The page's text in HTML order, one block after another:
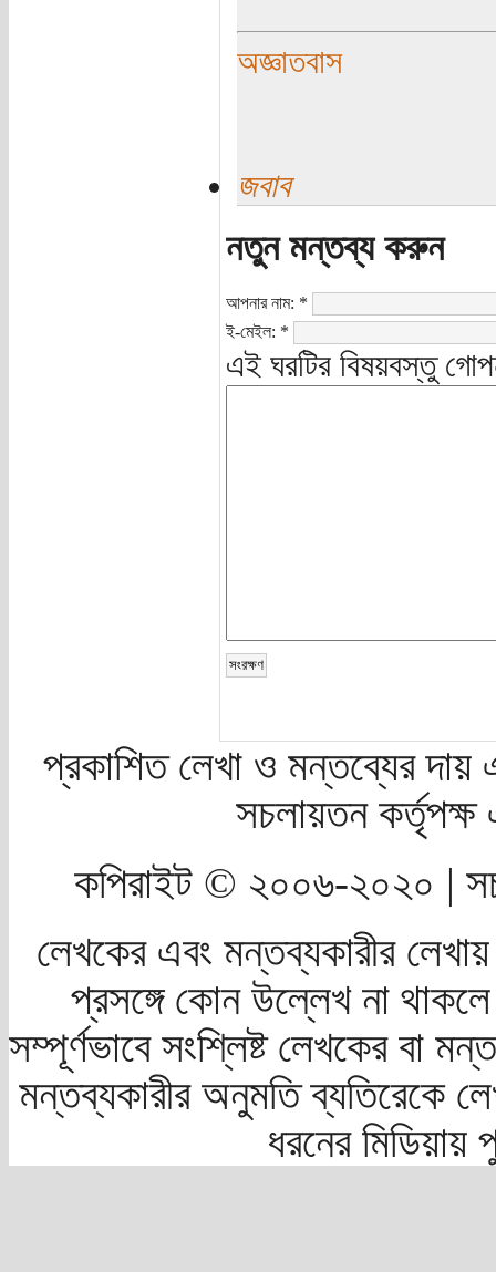
অজ্ঞাতবাস
জবাব
নতুন মন্তব্য করুন
আপনার নাম: *
ই-মেইল: *
এই ঘরটির বিষয়বস্তু
প্রকাশিত লেখা ও মন্তব্যের দায়
সচলায়তন
কপিরাইট © ২০০৬-২০২০ |
লেখকের এবং মন্তব্যকারীর
প্রসঙ্গে কোন উল্লেখ না
সম্পূর্ণভাবে সংশ্লিষ্ট লেখকের বা
মন্তব্যকারীর অনুমতি ব্যতিরেকে
ধরনের মিডিয়ায়